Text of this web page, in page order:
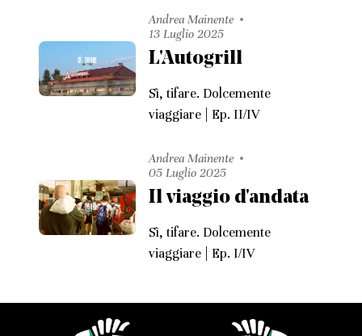
Andrea Mainente
13 Luglio 2025
L'Autogrill
Sì, tifare. Dolcemente
viaggiare | Ep. II/IV
Andrea Mainente
05 Luglio 2025
Il viaggio d'andata
Sì, tifare. Dolcemente
viaggiare | Ep. I/IV